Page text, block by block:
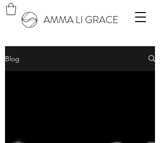
AMMA LI GRACE
Blog